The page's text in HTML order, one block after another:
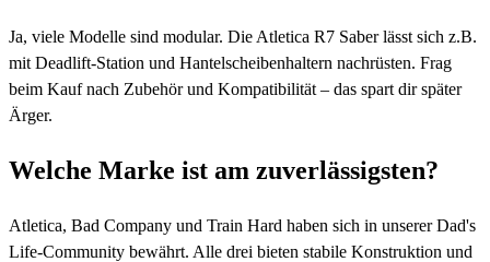
Ja, viele Modelle sind modular. Die Atletica R7 Saber lässt sich z.B.
mit Deadlift-Station und Hantelscheibenhaltern nachrüsten. Frag
beim Kauf nach Zubehör und Kompatibilität – das spart dir später
Ärger.
Welche Marke ist am zuverlässigsten?
Atletica, Bad Company und Train Hard haben sich in unserer Dad's
Life-Community bewährt. Alle drei bieten stabile Konstruktion und